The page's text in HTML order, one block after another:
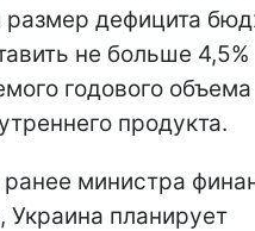
размер дефицита
не больше 4,5%
годового объема
продукта.
ранее министра
планирует